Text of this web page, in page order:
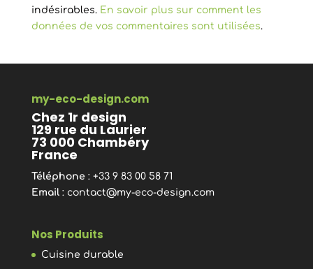
indésirables. En savoir plus sur comment les
données de vos commentaires sont utilisées.
my-eco-design.com
Chez 1r design
129 rue du Laurier
73 000 Chambéry
France
Téléphone : +33 9 83 00 58 71
Email: contact@my-eco-design.com
Nos Produits
Cuisine durable